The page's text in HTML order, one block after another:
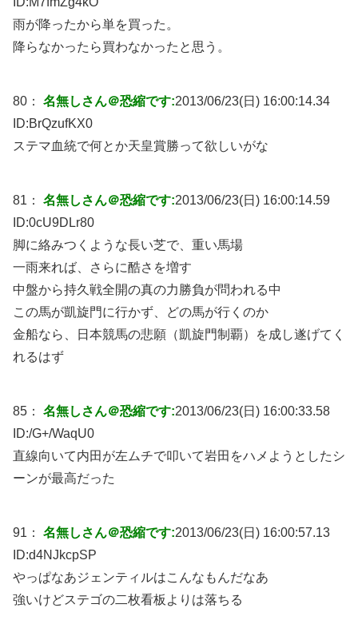
雨が降ったから単を買った。
降らなかったら買わなかったと思う。
80： 名無しさん＠恐縮です:2013/06/23(日) 16:00:14.34
ID:BrQzufKX0
ステマ血統で何とか天皇賞勝って欲しいがな
81： 名無しさん＠恐縮です:2013/06/23(日) 16:00:14.59
ID:0cU9DLr80
脚に絡みつくような長い芝で、重い馬場
一雨来れば、さらに酷さを増す
中盤から持久戦全開の真の力勝負が問われる中
この馬が凱旋門に行かず、どの馬が行くのか
金船なら、日本競馬の悲願（凱旋門制覇）を成し遂げてく
れるはず
85： 名無しさん＠恐縮です:2013/06/23(日) 16:00:33.58
ID:/G+/WaqU0
直線向いて内田が左ムチで叩いて岩田をハメようとしたシ
ーンが最高だった
91： 名無しさん＠恐縮です:2013/06/23(日) 16:00:57.13
ID:d4NJkcpSP
やっぱなあジェンティルはこんなもんだなあ
強いけどステゴの二枚看板よりは落ちる